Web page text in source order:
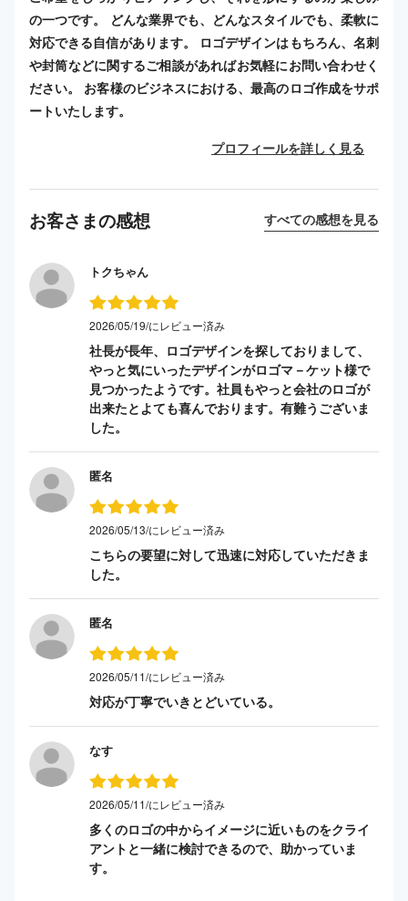
の一つです。 どんな業界でも、どんなスタイルでも、柔軟に
対応できる自信があります。 ロゴデザインはもちろん、名刺
や封筒などに関するご相談があればお気軽にお問い合わせく
ださい。 お客様のビジネスにおける、最高のロゴ作成をサポ
ートいたします。
プロフィールを詳しく見る
お客さまの感想 すべての感想を見る
トクちゃん
2026/05/19/にレビュー済み
社長が長年、ロゴデザインを探しておりまして、
やっと気にいったデザインがロゴマ－ケット様で
見つかったようです。社員もやっと会社のロゴが
出来たとよても喜んでおります。有難うございま
した。
匿名
2026/05/13/にレビュー済み
こちらの要望に対して迅速に対応していただきま
した。
匿名
2026/05/11/にレビュー済み
対応が丁寧でいきとどいている。
なす
2026/05/11/にレビュー済み
多くのロゴの中からイメージに近いものをクライ
アントと一緒に検討できるので、助かっていま
す。